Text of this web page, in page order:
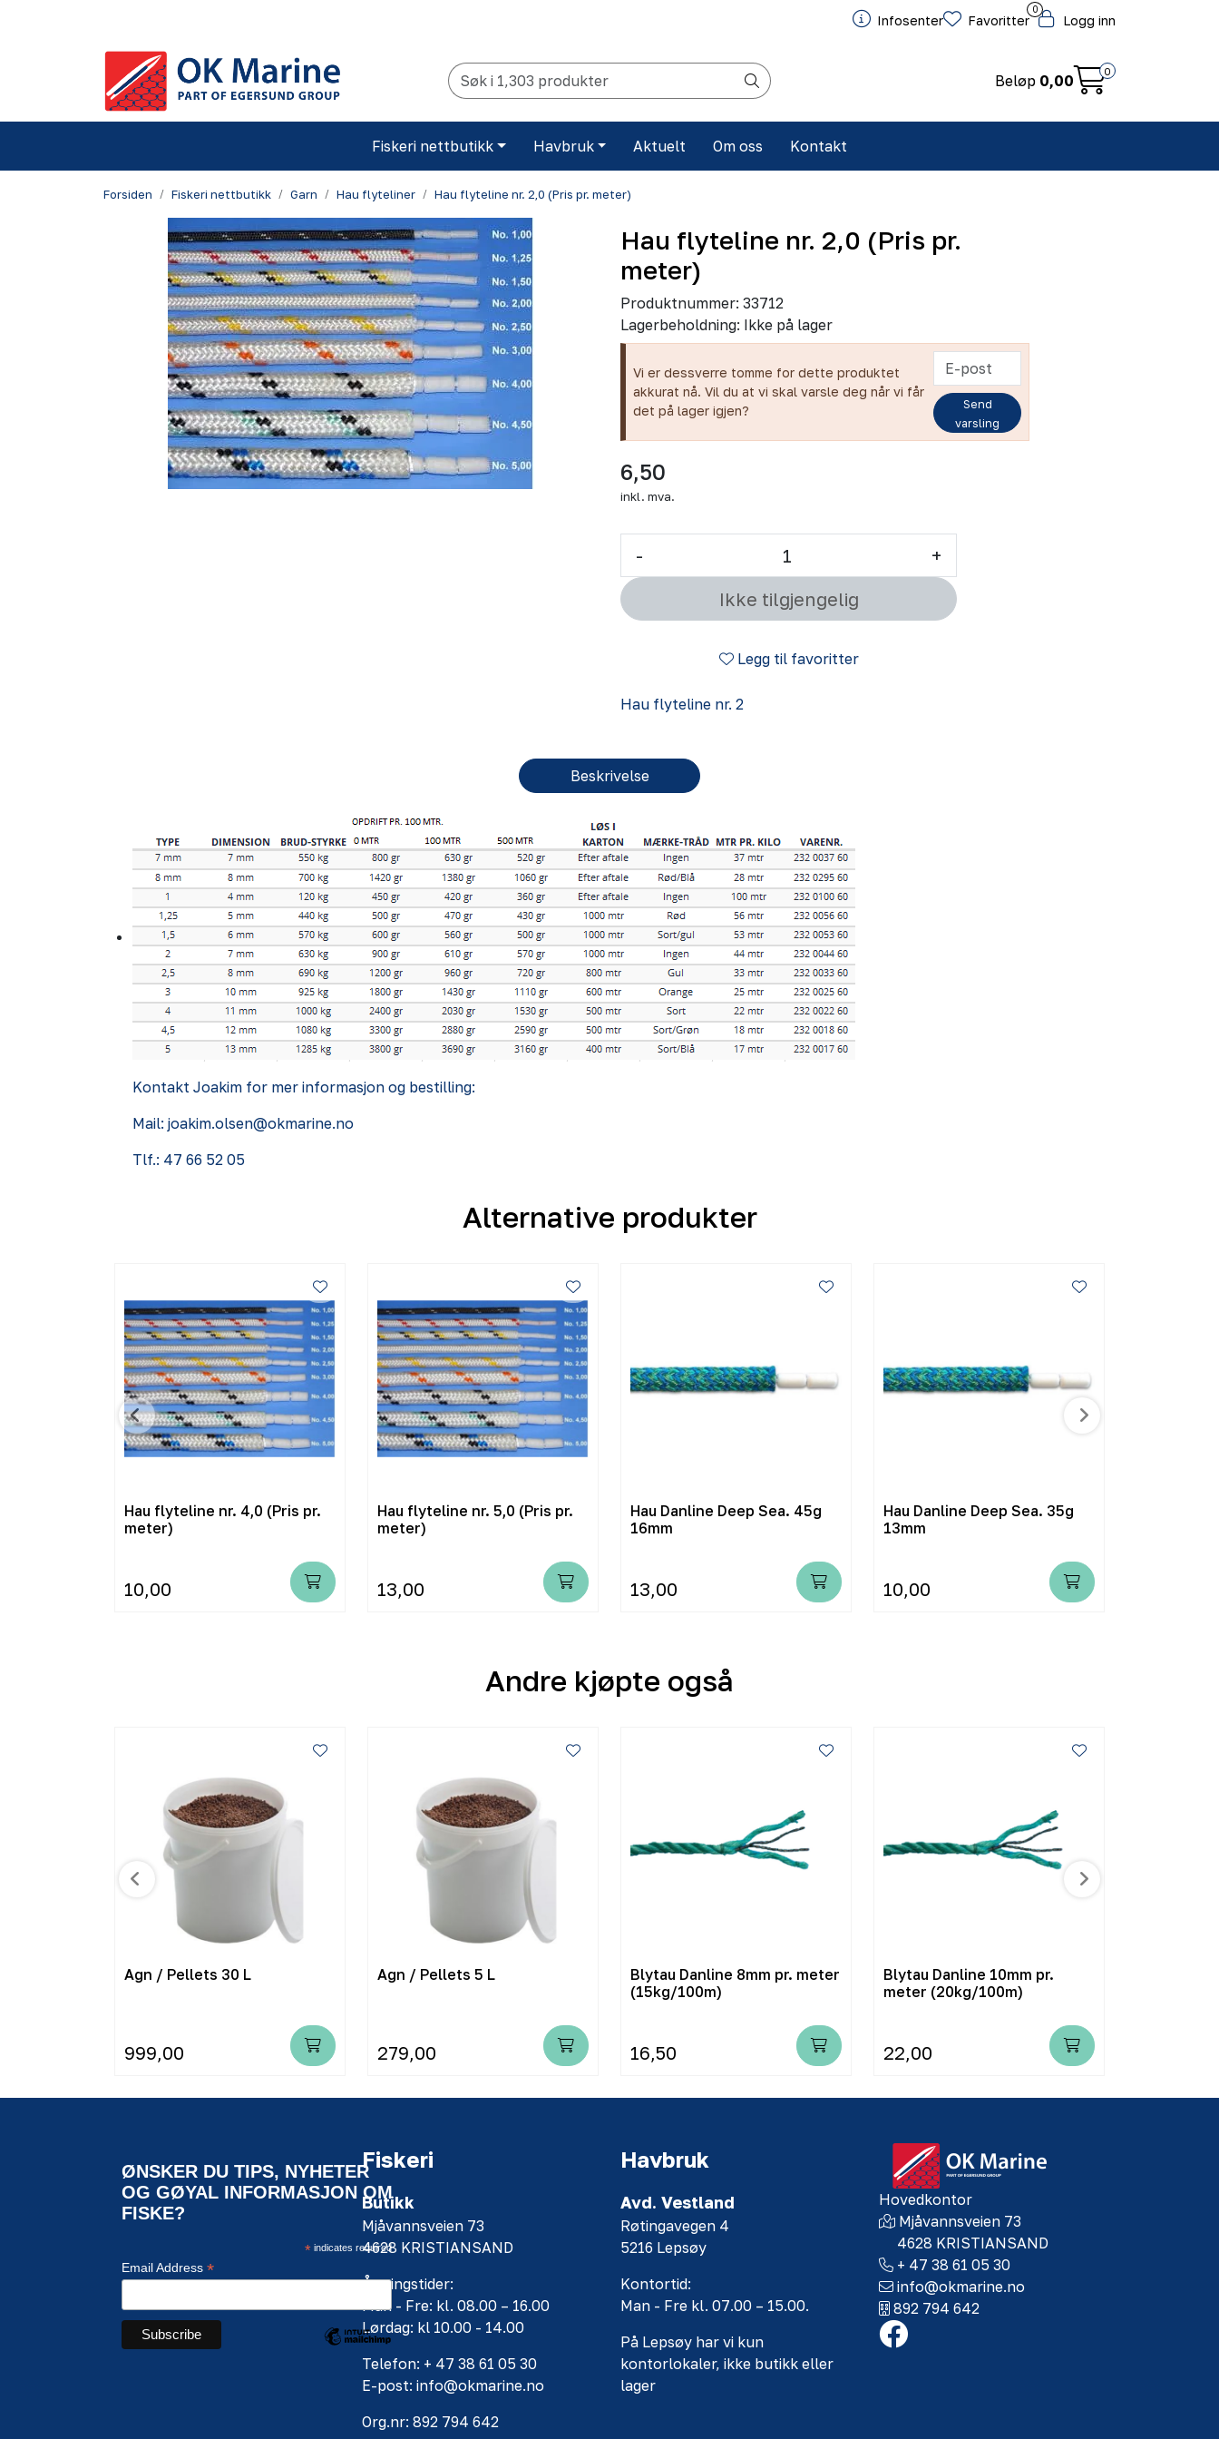
Infosenter
0
Favoritter Logg inn
Beløp 0,00
0
Fiskeri nettbutikk Havbruk Aktuelt Om oss Kontakt
Forsiden Fiskeri nettbutikk Garn Hau flyteliner Hau flyteline nr. 2,0 (Pris pr. meter)
Hau flyteline nr. 2,0 (Pris pr.
meter)
Produktnummer: 33712
Lagerbeholdning: Ikke på lager
Vi er dessverre tomme for dette produktet
akkurat nå. Vil du at vi skal varsle deg når vi får
det på lager igjen?
Send
varsling
6,50
inkl. mva.
-
+
Ikke tilgjengelig
Legg til favoritter
Hau flyteline nr. 2
Beskrivelse
Kontakt Joakim for mer informasjon og bestilling:
Mail: joakim.olsen@okmarine.no
Tlf.: 47 66 52 05
Alternative produkter
Hau flyteline nr. 4,0 (Pris pr.
meter)
10,00
Hau flyteline nr. 5,0 (Pris pr.
meter)
13,00
Hau Danline Deep Sea. 45g
16mm
13,00
Hau Danline Deep Sea. 35g
13mm
10,00
Andre kjøpte også
Agn / Pellets 30 L
999,00
Agn / Pellets 5 L
279,00
Blytau Danline 8mm pr. meter
(15kg/100m)
16,50
Blytau Danline 10mm pr.
meter (20kg/100m)
22,00
ØNSKER DU TIPS, NYHETER
OG GØYAL INFORMASJON OM
FISKE?
*indicates required
Email Address *
Fiskeri
Butikk
Mjåvannsveien 73
4628 KRISTIANSAND
Åpningstider:
Man - Fre: kl. 08.00 – 16.00
Lørdag: kl 10.00 - 14.00
Telefon: + 47 38 61 05 30
E-post: info@okmarine.no
Org.nr: 892 794 642
Havbruk
Avd. Vestland
Røtingavegen 4
5216 Lepsøy
Kontortid:
Man - Fre kl. 07.00 – 15.00.
På Lepsøy har vi kun
kontorlokaler, ikke butikk eller
lager
Hovedkontor
Mjåvannsveien 73
4628 KRISTIANSAND
+ 47 38 61 05 30
info@okmarine.no
892 794 642